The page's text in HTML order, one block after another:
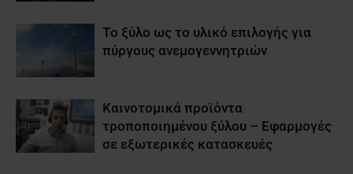
Tο ξύλο ως το υλικό επιλογής για
πύργους ανεμογεννητριών
Καινοτομικά προϊόντα
τροποποιημένου ξύλου – Εφαρμογές
σε εξωτερικές κατασκευές